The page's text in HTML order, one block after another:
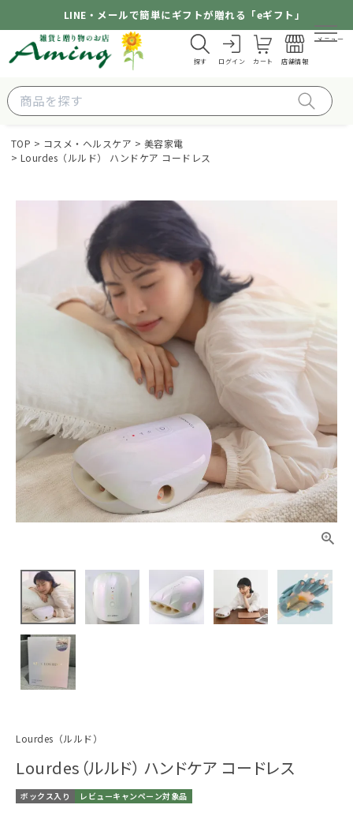
LINE・メールで簡単にギフトが贈れる「eギフト」
探す ログイン カート 店舗情報
メニュー
TOP コスメ・ヘルスケア
美容家電
Lourdes（ルルド） ハンドケア コードレス
Lourdes（ルルド）
Lourdes（ルルド） ハンドケア コードレス
ボックス入り レビューキャンペーン対象品